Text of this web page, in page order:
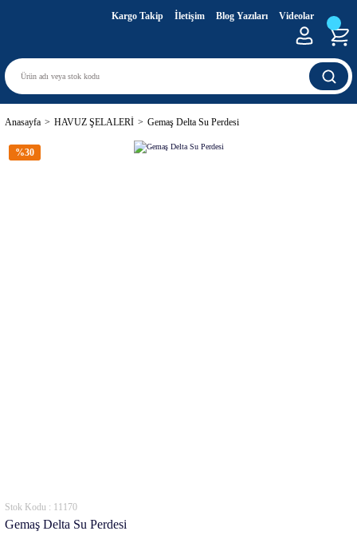
Kargo Takip İletişim Blog Yazıları Videolar
Anasayfa HAVUZ ŞELALERİ Gemaş Delta Su Perdesi
%30
Stok Kodu : 11170
Gemaş Delta Su Perdesi